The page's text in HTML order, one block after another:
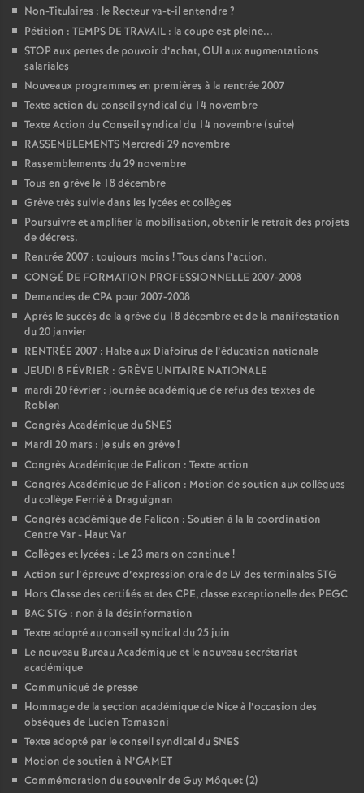
s
T
s
Non-Titulaires : le Recteur va-t-il entendre?
Pétition : TEMPS DE TRAVAIL : la coupe est pleine...
STOP aux pertes de pouvoir d’achat, OUI aux augmentations
salariales
Nouveaux programmes en premières à la rentrée 2007
Texte action du conseil syndical du 14 novembre
Texte Action du Conseil syndical du 14 novembre (suite)
RASSEMBLEMENTS Mercredi 29 novembre
Rassemblements du 29 novembre
Tous en grève le 18 décembre
Grève très suivie dans les lycées et collèges
Poursuivre et amplifier la mobilisation, obtenir le retrait des projets
de décrets.
Rentrée 2007 : toujours moins ! Tous dans l’action.
CONGÉ DE FORMATION PROFESSIONNELLE 2007-2008
Demandes de CPA pour 2007-2008
Après le succès de la grève du 18 décembre et de la manifestation
du 20 janvier
RENTRÉE 2007 : Halte aux Diafoirus de l’éducation nationale
JEUDI 8 FÉVRIER : GRÈVE UNITAIRE NATIONALE
mardi 20 février : journée académique de refus des textes de
Robien
Congrès Académique du SNES
Mardi 20 mars : je suis en grève!
Congrès Académique de Falicon : Texte action
Congrès Académique de Falicon : Motion de soutien aux collègues
du collège Ferrié à Draguignan
Congrès académique de Falicon : Soutien à la la coordination
Centre Var - Haut Var
Collèges et lycées : Le 23 mars on continue!
Action sur l’épreuve d’expression orale de LV des terminales STG
Hors Classe des certifiés et des CPE, classe exceptionelle des PEGC
BAC STG : non à la désinformation
Texte adopté au conseil syndical du 25 juin
Le nouveau Bureau Académique et le nouveau secrétariat
académique
Communiqué de presse
Hommage de la section académique de Nice à l’occasion des
obsèques de Lucien Tomasoni
Texte adopté par le conseil syndical du SNES
Motion de soutien à N’GAMET
Commémoration du souvenir de Guy Môquet (2)